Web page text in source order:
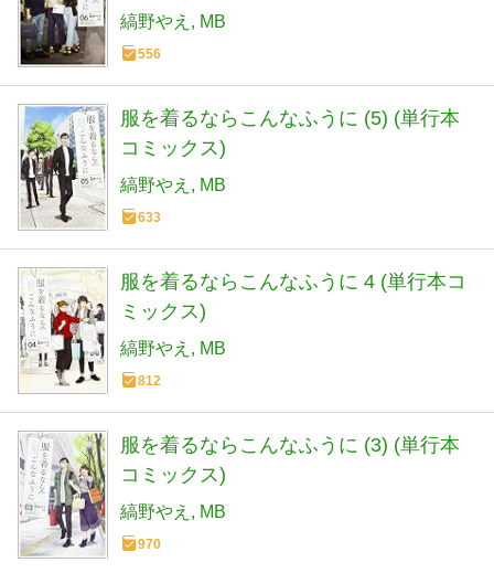
縞野やえ MB
556
服を着るならこんなふうに (5) (単行本
コミックス)
縞野やえ MB
633
服を着るならこんなふうに 4 (単行本コ
ミックス)
縞野やえ MB
812
服を着るならこんなふうに (3) (単行本
コミックス)
縞野やえ MB
970